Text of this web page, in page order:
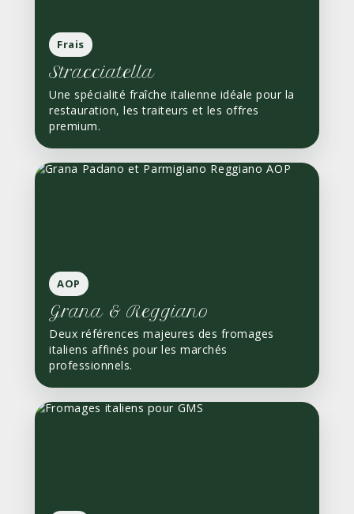
Frais
Stracciatella
Une spécialité fraîche italienne idéale pour la
restauration, les traiteurs et les offres
premium.
AOP
Grana & Reggiano
Deux références majeures des fromages
italiens affinés pour les marchés
professionnels.